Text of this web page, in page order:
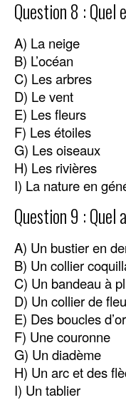
Question 8 :
A) La neige
B) L’océan
C) Les arbres
D) Le vent
E) Les fleurs
F) Les étoiles
G) Les oiseaux
H) Les rivières
I) La nature en
Question 9 :
A) Un bustier en
B) Un collier
C) Un bandeau à
D) Un collier de
E) Des boucles
F) Une couronne
G) Un diadème
H) Un arc et des
I) Un tablier